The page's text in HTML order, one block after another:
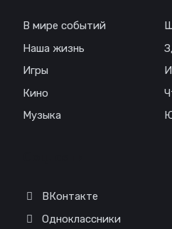
В мире событий
Наша жизнь
Игры
Кино
Музыка
ВКонтакте
Одноклассники